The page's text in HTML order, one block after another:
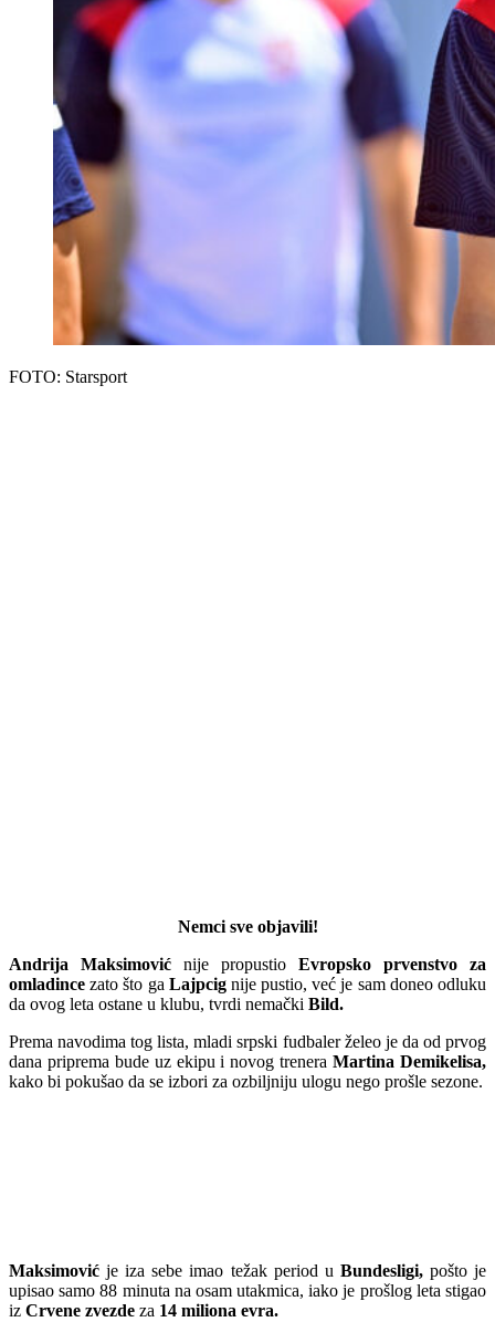
FOTO: Starsport
Nemci sve objavili!
Andrija Maksimović nije propustio Evropsko prvenstvo
za
omladince zato što ga Lajpcignije pustio, već je sam doneo odluku
da ovog leta ostane u klubu, tvrdi nemački Bild.
Prema navodima tog lista, mladi srpski fudbaler želeo je da od prvog
dana priprema bude uz ekipu i novog treneraMartina Demikelisa,
kako bi pokušao da se izbori za ozbiljniju ulogu nego prošle sezone.
Maksimović je iza sebe imao težak period u Bundesligi,pošto je
upisao samo 88 minuta na osam utakmica, iako je prošlog leta stigao
iz Crvene zvezde za 14 miliona evra.